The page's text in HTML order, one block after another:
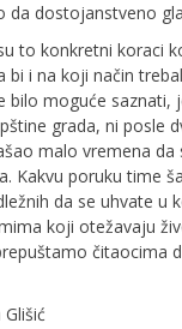
da dostojanstveno
to konkretni koraci
bi i na koji način
bilo moguće saznati,
grada, ni posle
malo vremena da
Kakvu poruku time
da se uhvate u
koji otežavaju
čitaocima